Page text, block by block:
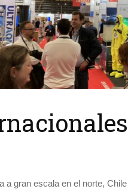
gran escala en el norte,